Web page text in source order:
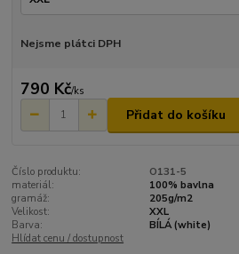
Nejsme plátci DPH
790 Kč/ks
Přidat do košíku
Číslo produktu:
O131-5
materiál:
100% bavlna
gramáž:
205g/m2
Velikost:
XXL
Barva:
BÍLÁ (white)
Hlídat cenu / dostupnost